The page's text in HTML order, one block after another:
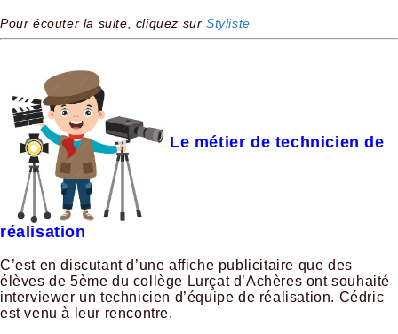
Pour écouter la suite, cliquez surStyliste
Le métier de technicien de
réalisation
C’est en discutant d’une affiche publicitaire que des
élèves de 5ème du collège Lurçat d’Achères ont souhaité
interviewer un technicien d’équipe de réalisation. Cédric
est venu à leur rencontre.